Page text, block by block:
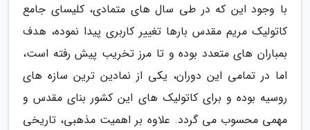
با وجود این که در طی سال های متمادی، کلیسای جامع
کاتولیک مریم مقدس بارها تغییر کاربری پیدا نموده، هدف
بمباران های متعدد بوده و تا مرز تخریب پیش رفته است،
اما در تمامی این دوران، یکی از نمادین ترین سازه های
روسیه بوده و برای کاتولیک های این کشور بنای مقدس و
مهمی محسوب می گردد. علاوه بر اهمیت مذهبی، تاریخی